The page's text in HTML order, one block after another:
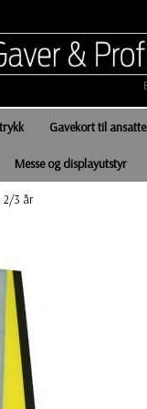
Gavekort til ansatte
Messe og displayutstyr
2/3 år